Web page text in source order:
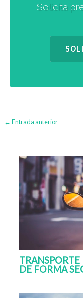
Solicita
← Entrada anterior
DE FORMA